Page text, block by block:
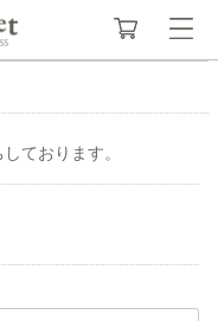
ております。